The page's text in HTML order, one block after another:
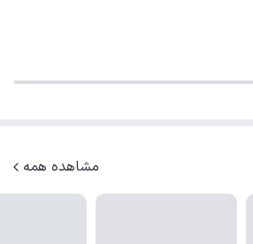
مشاهده همه